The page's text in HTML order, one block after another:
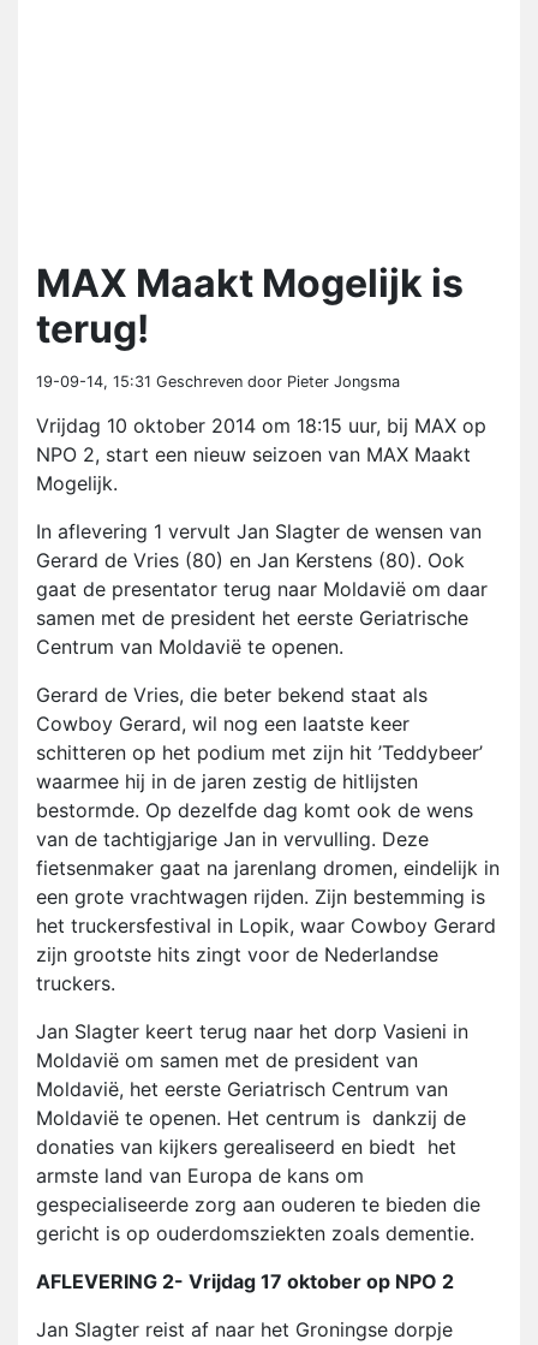
MAX Maakt Mogelijk is
terug!
19-09-14, 15:31 Geschreven door Pieter Jongsma
Vrijdag 10 oktober 2014 om 18:15 uur, bij MAX op
NPO 2, start een nieuw seizoen van MAX Maakt
Mogelijk.
In aflevering 1 vervult Jan Slagter de wensen van
Gerard de Vries (80) en Jan Kerstens (80). Ook
gaat de presentator terug naar Moldavië om daar
samen met de president het eerste Geriatrische
Centrum van Moldavië te openen.
Gerard de Vries, die beter bekend staat als
Cowboy Gerard, wil nog een laatste keer
schitteren op het podium met zijn hit ’Teddybeer’
waarmee hij in de jaren zestig de hitlijsten
bestormde. Op dezelfde dag komt ook de wens
van de tachtigjarige Jan in vervulling. Deze
fietsenmaker gaat na jarenlang dromen, eindelijk in
een grote vrachtwagen rijden. Zijn bestemming is
het truckersfestival in Lopik, waar Cowboy Gerard
zijn grootste hits zingt voor de Nederlandse
truckers.
Jan Slagter keert terug naar het dorp Vasieni in
Moldavië om samen met de president van
Moldavië, het eerste Geriatrisch Centrum van
Moldavië te openen. Het centrum is dankzij de
donaties van kijkers gerealiseerd en biedt het
armste land van Europa de kans om
gespecialiseerde zorg aan ouderen te bieden die
gericht is op ouderdomsziekten zoals dementie.
AFLEVERING 2- Vrijdag 17 oktober op NPO 2
Jan Slagter reist af naar het Groningse dorpje